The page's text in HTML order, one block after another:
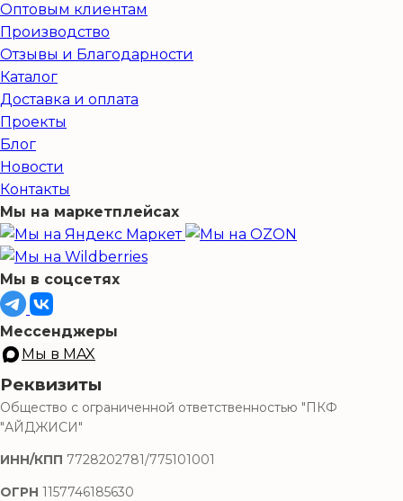
Оптовым клиентам
Производство
Отзывы и Благодарности
Каталог
Доставка и оплата
Проекты
Блог
Новости
Контакты
Мы на маркетплейсах
Мы в соцсетях
Мессенджеры
Мы в MAX
Реквизиты
Общество с ограниченной ответственностью "ПКФ
"АЙДЖИСИ"
ИНН/КПП 7728202781/775101001
ОГРН 1157746185630